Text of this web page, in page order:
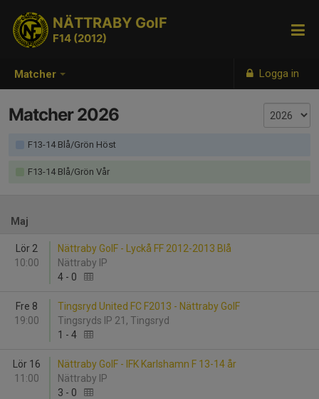
Matcher Logga in
NÄTTRABY GoIF
F14 (2012)
Matcher 2026
F13-14 Blå/Grön Höst
F13-14 Blå/Grön Vår
Maj
Lör 2
10:00
Nättraby GoIF - Lyckå FF 2012-2013 Blå
Nättraby IP
4 - 0
Fre 8
19:00
Tingsryd United FC F2013 - Nättraby GoIF
Tingsryds IP 21, Tingsryd
1 - 4
Lör 16
11:00
Nättraby GoIF - IFK Karlshamn F 13-14 år
Nättraby IP
3 - 0